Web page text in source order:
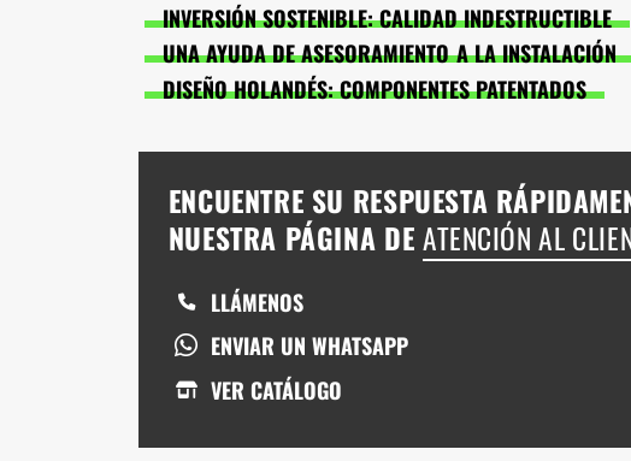
INVERSIÓN SOSTENIBLE: CALIDAD INDESTRUCTIBLE
UNA AYUDA DE ASESORAMIENTO A LA INSTALACIÓN
DISEÑO HOLANDÉS: COMPONENTES PATENTADOS
ENCUENTRE SU RESPUESTA
NUESTRA PÁGINA DE ATENCIÓN AL
LLÁMENOS
ENVIAR UN WHATSAPP
VER CATÁLOGO